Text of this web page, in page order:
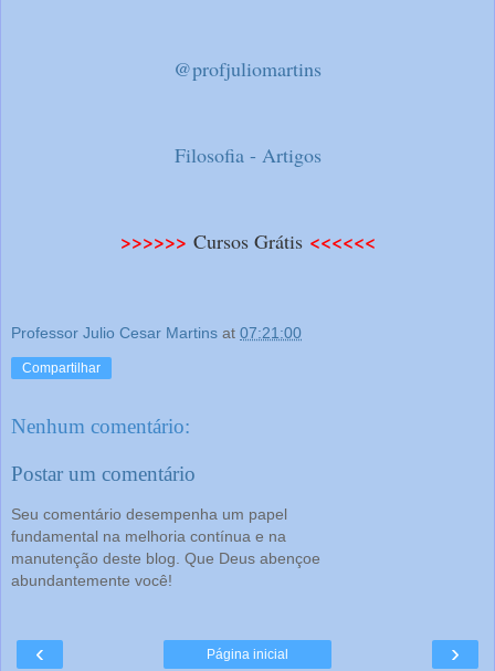
@profjuliomartins
Filosofia - Artigos
>>>>>> Cursos Grátis <<<<<<
Professor Julio Cesar Martins at 07:21:00
Compartilhar
Nenhum comentário:
Postar um comentário
Seu comentário desempenha um papel
fundamental na melhoria contínua e na
manutenção deste blog. Que Deus abençoe
abundantemente você!
‹ ›
Página inicial